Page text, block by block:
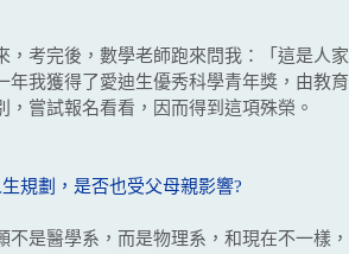
完後，數學老師跑來問我：「這是人
我獲得了愛迪生優秀科學青年獎，由教
嘗試報名看看，因而得到這項殊榮。
規劃，是否也受父母親影響?
醫學系，而是物理系，和現在不一樣